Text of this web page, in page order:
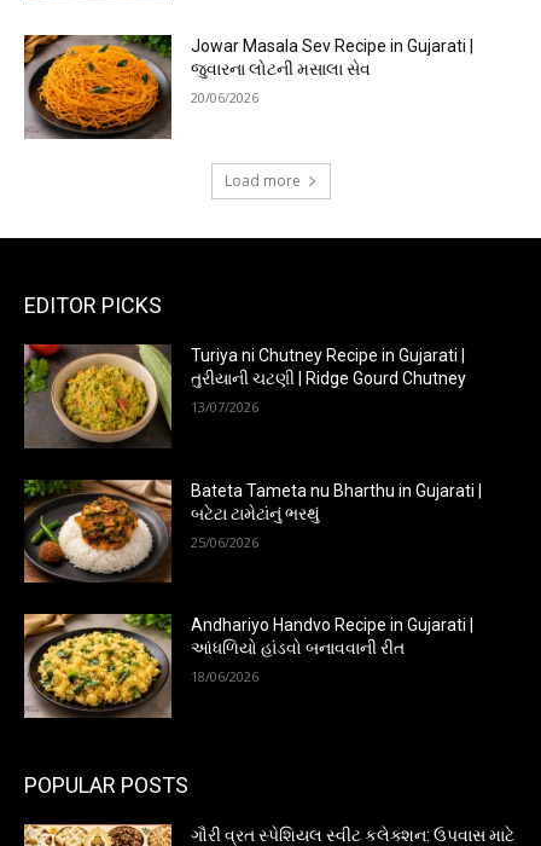
Jowar Masala Sev Recipe in Gujarati |
જુવારના લોટની મસાલા સેવ
20/06/2026
Load more
EDITOR PICKS
Turiya ni Chutney Recipe in Gujarati |
તુરીયાની ચટણી | Ridge Gourd Chutney
13/07/2026
Bateta Tameta nu Bharthu in Gujarati |
બટેટા ટામેટાંનું ભરથું
25/06/2026
Andhariyo Handvo Recipe in Gujarati |
આંધળિયો હાંડવો બનાવવાની રીત
18/06/2026
POPULAR POSTS
ગૌરી વ્રત સ્પેશિયલ સ્વીટ કલેક્શન: ઉપવાસ માટે